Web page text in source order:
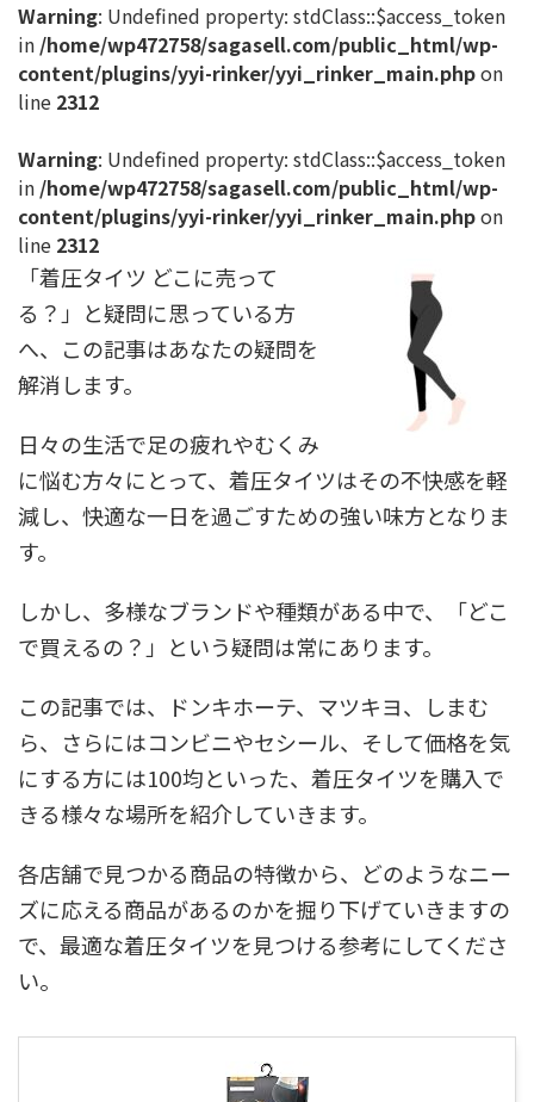
Warning: Undefined property: stdClass::$access_token
in /home/wp472758/sagasell.com/public_html/wp-
content/plugins/yyi-rinker/yyi_rinker_main.phpon
line 2312
Warning: Undefined property: stdClass::$access_token
in /home/wp472758/sagasell.com/public_html/wp-
content/plugins/yyi-rinker/yyi_rinker_main.phpon
line 2312
「着圧タイツ どこに売って
る？」と疑問に思っている方
へ、この記事はあなたの疑問を
解消します。
日々の生活で足の疲れやむくみ
に悩む方々にとって、着圧タイツはその不快感を軽
減し、快適な一日を過ごすための強い味方となりま
す。
しかし、多様なブランドや種類がある中で、「どこ
で買えるの？」という疑問は常にあります。
この記事では、ドンキホーテ、マツキヨ、しまむ
ら、さらにはコンビニやセシール、そして価格を気
にする方には100均といった、着圧タイツを購入で
きる様々な場所を紹介していきます。
各店舗で見つかる商品の特徴から、どのようなニー
ズに応える商品があるのかを掘り下げていきますの
で、最適な着圧タイツを見つける参考にしてくださ
い。